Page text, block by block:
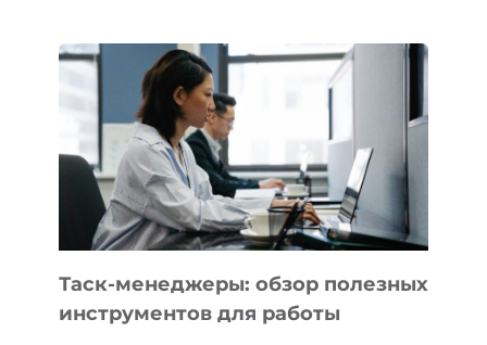
БИЗНЕСА:
КАКИЕ
3
ЗАДАЧИ
ЕМУ
МОЖНО
ПОРУЧИТЬ
УЖЕ
СЕГОДНЯ
Таск-менеджеры: обзор полезных
инструментов для работы